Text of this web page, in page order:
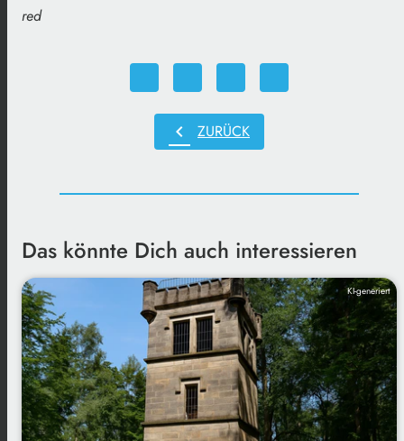
red
chevron_left ZURÜCK
Das könnte Dich auch interessieren
KI-generiert